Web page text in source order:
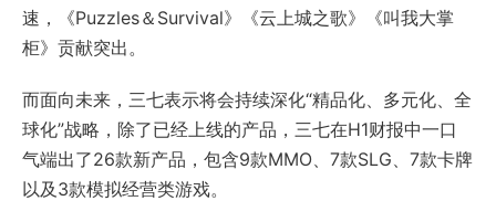
速，《Puzzles＆Survival》《云上城之歌》《叫我大掌
柜》贡献突出。
而面向未来，三七表示将会持续深化“精品化、多元化、全
球化”战略，除了已经上线的产品，三七在H1财报中一口
气端出了26款新产品，包含9款MMO、7款SLG、7款卡牌
以及3款模拟经营类游戏。